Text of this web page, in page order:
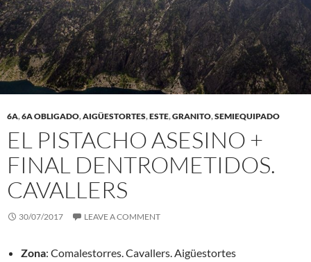
6A,6A OBLIGADO,AIGÜESTORTES,ESTE,GRANITO,SEMIEQUIPADO
EL PISTACHO ASESINO +
FINAL DENTROMETIDOS.
CAVALLERS
30/07/2017 LEAVE A COMMENT
Zona: Comalestorres. Cavallers. Aigüestortes